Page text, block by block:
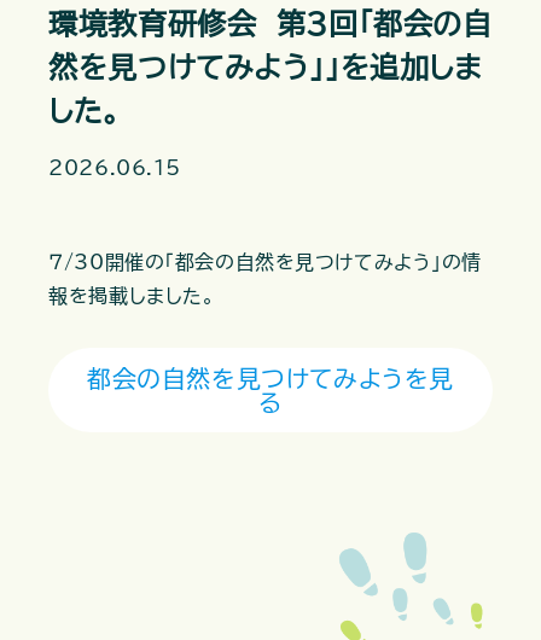
環境教育研修会 第3回「都会の自
然を見つけてみよう」」を追加しま
した。
2026.06.15
７/30開催の「都会の自然を見つけてみよう」の情
報を掲載しました。
都会の自然を見つけてみようを見
る